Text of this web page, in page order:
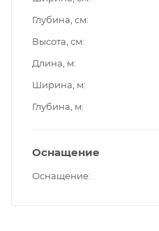
Глубина, см
Высота, см
Длина, м
Ширина, м
Глубина, м
Оснащение
Оснащение